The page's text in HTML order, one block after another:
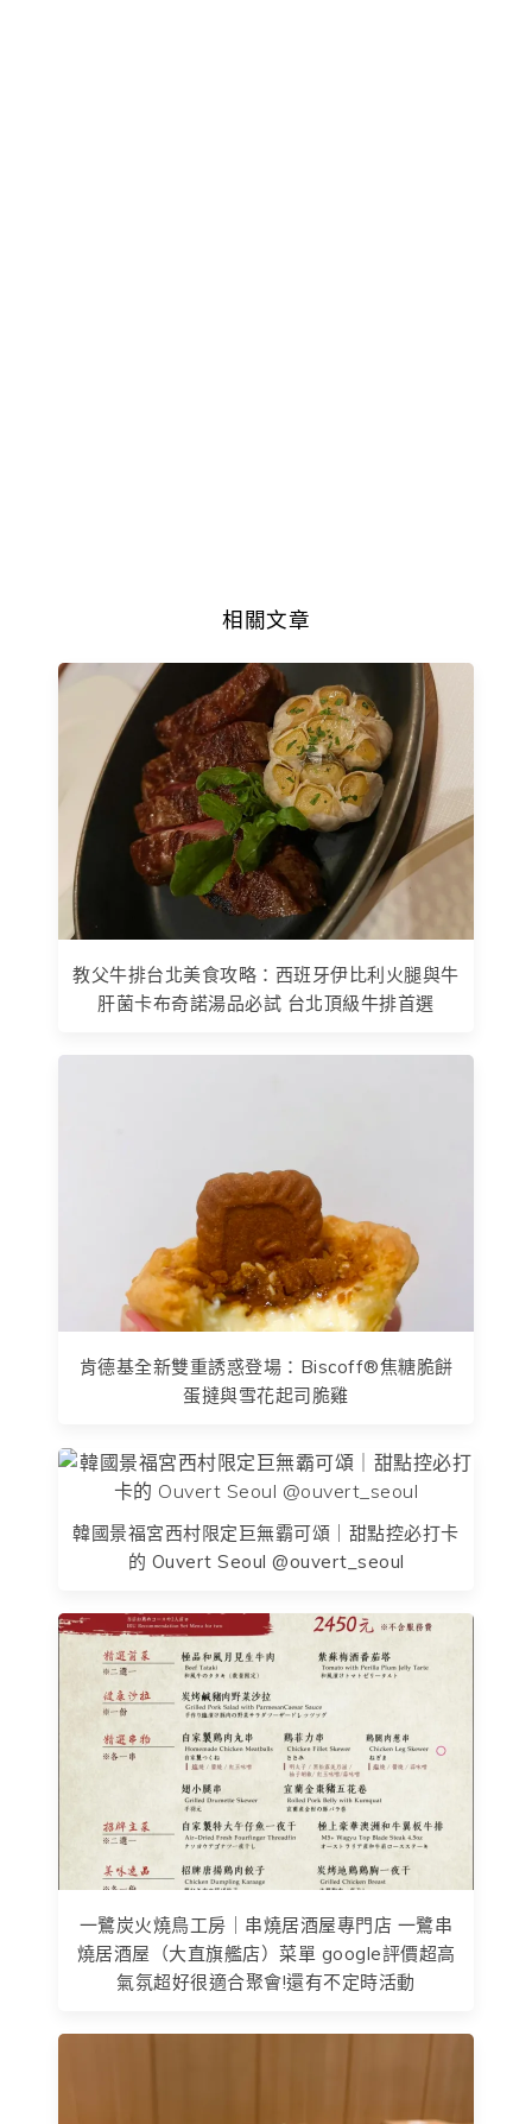
相關文章
教父牛排台北美食攻略：西班牙伊比利火腿與牛
肝菌卡布奇諾湯品必試 台北頂級牛排首選
肯德基全新雙重誘惑登場：Biscoff®焦糖脆餅
蛋撻與雪花起司脆雞
韓國景福宮西村限定巨無霸可頌｜甜點控必打卡
的 Ouvert Seoul @ouvert_seoul
一鷺炭火燒鳥工房｜串燒居酒屋專門店 一鷺串
燒居酒屋（大直旗艦店）菜單 google評價超高
氣氛超好很適合聚會!還有不定時活動